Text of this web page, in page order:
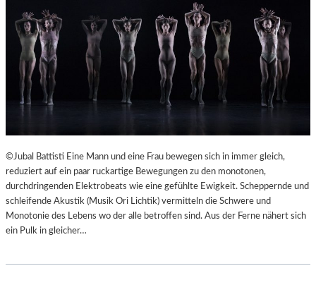
©Jubal Battisti Eine Mann und eine Frau bewegen sich in immer gleich,
reduziert auf ein paar ruckartige Bewegungen zu den monotonen,
durchdringenden Elektrobeats wie eine gefühlte Ewigkeit. Scheppernde und
schleifende Akustik (Musik Ori Lichtik) vermitteln die Schwere und
Monotonie des Lebens wo der alle betroffen sind. Aus der Ferne nähert sich
ein Pulk in gleicher…